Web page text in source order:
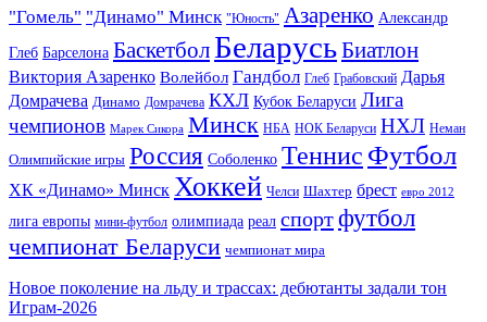
"Гомель" "Динамо" Минск "Юность" Азаренко Александр
Глеб Барселона Баскетбол БеларусьБиатлон
Виктория Азаренко Волейбол Гандбол Глеб Грабовский Дарья
Домрачева Динамо Домрачева КХЛ Кубок Беларуси Лига
чемпионов Марек Сикора Минск НБА НОК Беларуси НХЛ Неман
Олимпийские игры Россия Соболенко Теннис Футбол
ХК «Динамо» Минск Хоккей Челси Шахтер брест евро 2012
лига европы мини-футбол олимпиада реал спортфутбол
чемпионат Беларуси чемпионат мира
Новое поколение на льду и трассах: дебютанты задали тон
Играм-2026